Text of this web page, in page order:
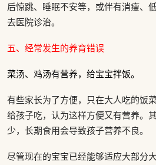
后惊跳、睡眠不安等，或伴有消瘦、
去医院诊治。
五、经常发生的养育错误
菜汤、鸡汤有营养，给宝宝拌饭。
有些家长为了方便，只在大人吃的饭
给孩子吃，认为这样方便又有营养。
少，长期食用会导致孩子营养不良。
尽管现在的宝宝已经能够适应大部分